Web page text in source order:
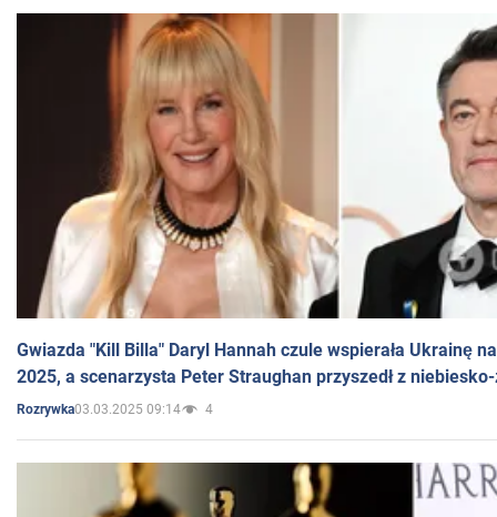
Gwiazda "Kill Billa" Daryl Hannah czule wspierała Ukrainę
2025, a scenarzysta Peter Straughan przyszedł z
Rozrywka03.03.2025 09:14 4